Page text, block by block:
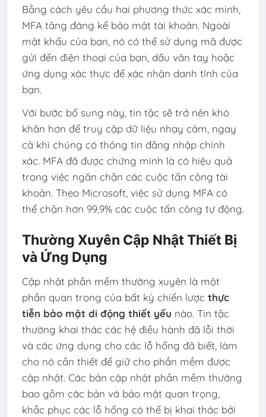
Bằng cách yêu cầu hai phương thức xác minh,
MFA tăng đáng kể bảo mật tài khoản. Ngoài
mật khẩu của bạn, nó có thể sử dụng mã được
gửi đến điện thoại của bạn, dấu vân tay hoặc
ứng dụng xác thực để xác nhận danh tính của
bạn.
Với bước bổ sung này, tin tặc sẽ trở nên khó
khăn hơn để truy cập dữ liệu nhạy cảm, ngay
cả khi chúng có thông tin đăng nhập chính
xác. MFA đã được chứng minh là có hiệu quả
trong việc ngăn chặn các cuộc tấn công tài
khoản. Theo Microsoft, việc sử dụng MFA có
thể chặn hơn 99,9% các cuộc tấn công tự động.
Thường Xuyên Cập Nhật Thiết Bị
và Ứng Dụng
Cập nhật phần mềm thường xuyên là một
phần quan trọng của bất kỳ chiến lược thực
tiễn bảo mật di động thiết yếu nào. Tin tặc
thường khai thác các hệ điều hành đã lỗi thời
và các ứng dụng cho các lỗ hổng đã biết, làm
cho nó cần thiết để giữ cho phần mềm được
cập nhật. Các bản cập nhật phần mềm thường
bao gồm các bản vá bảo mật quan trọng,
khắc phục các lỗ hổng có thể bị khai thác bởi